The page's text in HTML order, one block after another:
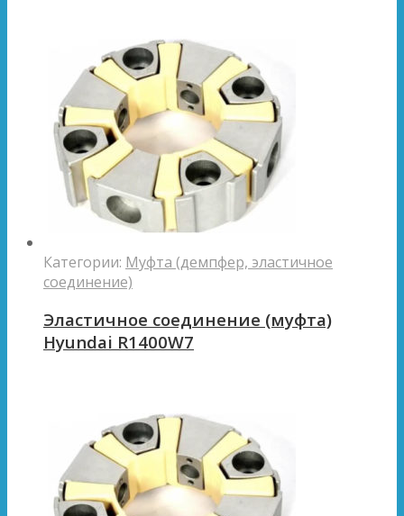
Категории: Муфта (демпфер, эластичное
соединение)
Эластичное соединение (муфта)
Hyundai R1400W7